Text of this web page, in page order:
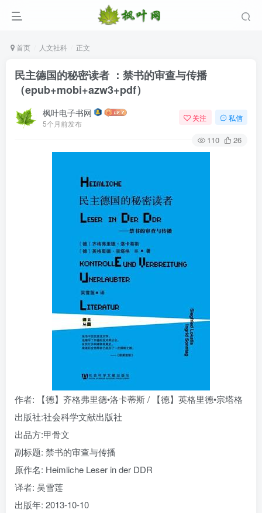
首页 人文社科 正文
民主德国的秘密读者 ：禁书的审查与传播
（epub+mobi+azw3+pdf）
枫叶电子书网
5个月前发布
关注 私信
110 26
作者: 【德】齐格弗里德•洛卡蒂斯 / 【德】英格里德•宗塔格
出版社:社会科学文献出版社
出品方:甲骨文
副标题: 禁书的审查与传播
原作名: Heimliche Leser in der DDR
译者: 吴雪莲
出版年: 2013-10-10
登录
没有账号？立即注册
用户名/手机号/邮箱
登录密码
记住登录 找回密码 |
社交账号登录